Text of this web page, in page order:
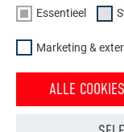
Essentieel
Marketing &
ALLE